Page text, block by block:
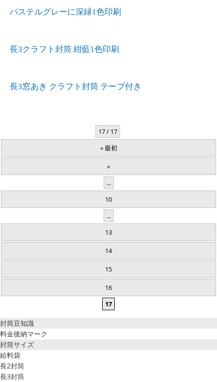
パステルグレーに深緑1色印刷
長3クラフト封筒 紺藍1色印刷
長3窓あき クラフト封筒 テープ付き
17 / 17
« 最初
«
...
10
...
13
14
15
16
17
封筒豆知識
料金後納マーク
封筒サイズ
給料袋
長2封筒
長3封筒